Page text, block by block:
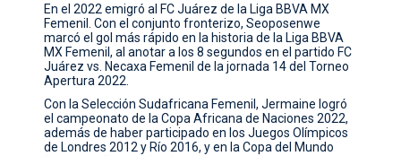
En el 2022 emigró al FC Juárez de la Liga BBVA MX
Femenil. Con el conjunto fronterizo, Seoposenwe
marcó el gol más rápido en la historia de la Liga BBVA
MX Femenil, al anotar a los 8 segundos en el partido FC
Juárez vs. Necaxa Femenil de la jornada 14 del Torneo
Apertura 2022.
Con la Selección Sudafricana Femenil, Jermaine logró
el campeonato de la Copa Africana de Naciones 2022,
además de haber participado en los Juegos Olímpicos
de Londres 2012 y Río 2016, y en la Copa del Mundo